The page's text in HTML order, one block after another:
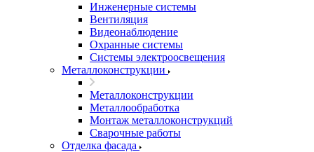
Инженерные системы
Вентиляция
Видеонаблюдение
Охранные системы
Системы электроосвещения
Металлоконструкции
Металлоконструкции
Металлообработка
Монтаж металлоконструкций
Сварочные работы
Отделка фасада